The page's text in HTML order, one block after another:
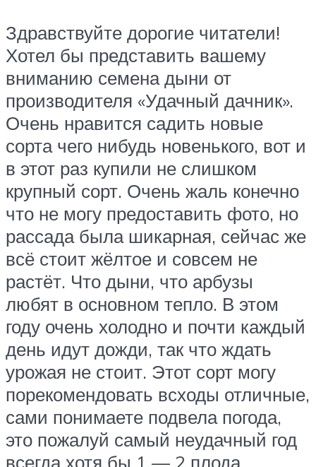
Здравствуйте дорогие читатели!
Хотел бы представить вашему
вниманию семена дыни от
производителя «Удачный дачник».
Очень нравится садить новые
сорта чего нибудь новенького, вот и
в этот раз купили не слишком
крупный сорт. Очень жаль конечно
что не могу предоставить фото, но
рассада была шикарная, сейчас же
всё стоит жёлтое и совсем не
растёт. Что дыни, что арбузы
любят в основном тепло. В этом
году очень холодно и почти каждый
день идут дожди, так что ждать
урожая не стоит. Этот сорт могу
порекомендовать всходы отличные,
сами понимаете подвела погода,
это пожалуй самый неудачный год
всегда хотя бы 1 — 2 плода